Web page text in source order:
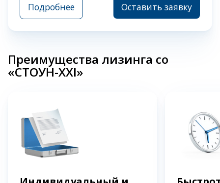
Подробнее Оставить заявку
Преимущества лизинга со
«СТОУН-XXI»